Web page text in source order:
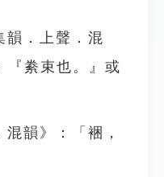
韻．上聲．混
『絭束也。』或
韻》：「裍，